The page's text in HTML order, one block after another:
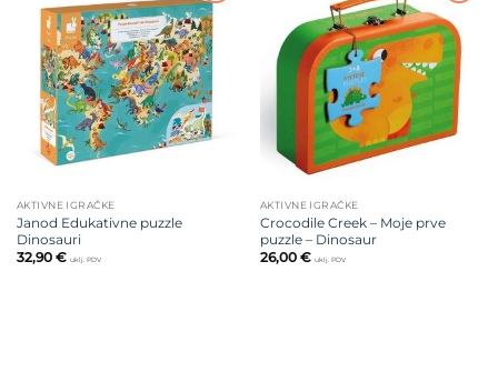
Dodajte
na listu
želja
AKTIVNE IGRAČKE
Janod Edukativne puzzle
Dinosauri
32,90 € uklj. PDV
Dodajte
na listu
želja
AKTIVNE IGRAČKE
Crocodile Creek – Moje prve
puzzle – Dinosaur
26,00 € uklj. PDV